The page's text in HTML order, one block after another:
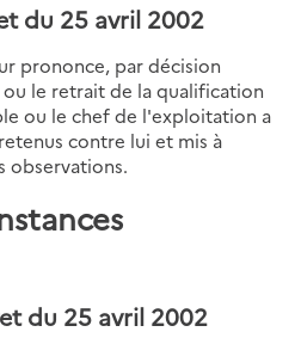
du 25 avril 2002
prononce, par décision
le retrait de la qualification
ou le chef de l'exploitation a
contre lui et mis à
observations.
du 25 avril 2002